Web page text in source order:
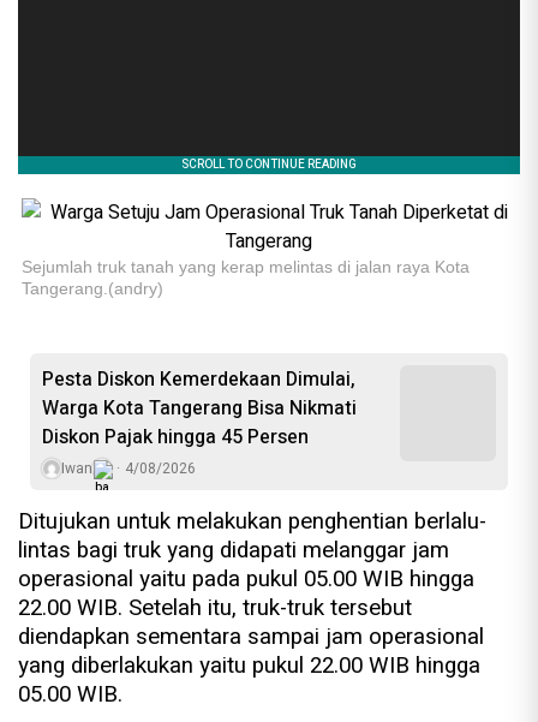
Sejumlah truk tanah yang kerap melintas di jalan raya Kota
Tangerang.(andry)
Pesta Diskon Kemerdekaan Dimulai,
Warga Kota Tangerang Bisa Nikmati
Diskon Pajak hingga 45 Persen
Iwan 4/08/2026
Ditujukan untuk melakukan penghentian berlalu-
lintas bagi truk yang didapati melanggar jam
operasional yaitu pada pukul 05.00 WIB hingga
22.00 WIB. Setelah itu, truk-truk tersebut
diendapkan sementara sampai jam operasional
yang diberlakukan yaitu pukul 22.00 WIB hingga
05.00 WIB.